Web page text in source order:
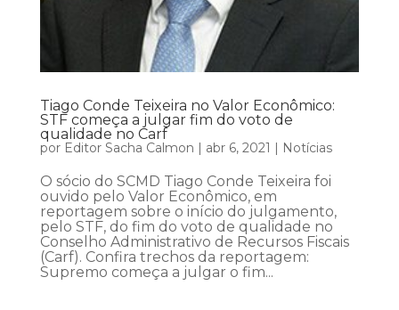
Tiago Conde Teixeira no Valor Econômico:
STF começa a julgar fim do voto de
qualidade no Carf
por Editor Sacha Calmon | abr 6, 2021 | Notícias
O sócio do SCMD Tiago Conde Teixeira foi
ouvido pelo Valor Econômico, em
reportagem sobre o início do julgamento,
pelo STF, do fim do voto de qualidade no
Conselho Administrativo de Recursos Fiscais
(Carf). Confira trechos da reportagem:
Supremo começa a julgar o fim...